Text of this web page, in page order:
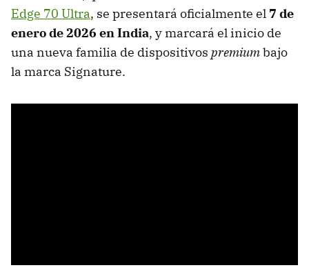
Edge 70 Ultra, se presentará oficialmente el 7 de
enero de 2026 en India, y marcará el inicio de
una nueva familia de dispositivos premiumbajo
la marca Signature.